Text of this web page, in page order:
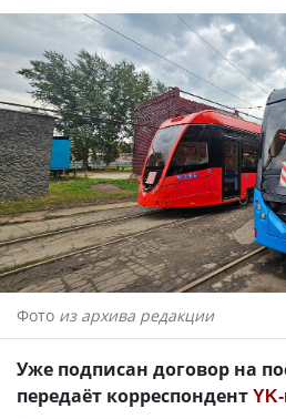
Фото из архива редакции
Уже подписан договор на
передаёт корреспондент